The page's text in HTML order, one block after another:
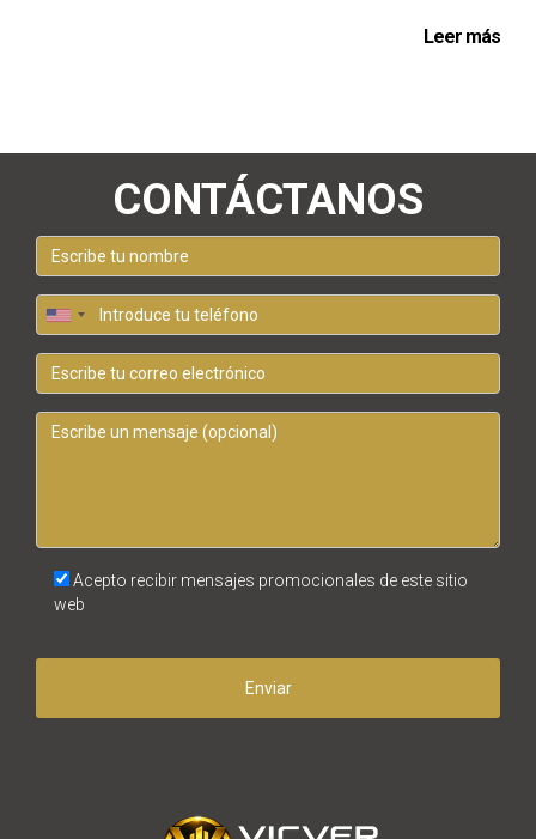
inmobiliaria o tienes más preguntas sobre cómo comprar
Leer más
CONTÁCTANOS
Acepto recibir mensajes promocionales de este sitio
web
Enviar